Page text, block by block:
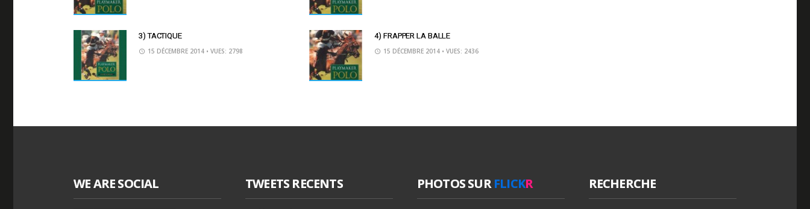
3) TACTIQUE
15 DÉCEMBRE 2014 • VUES: 2798
4) FRAPPER LA BALLE
15 DÉCEMBRE 2014 • VUES: 2436
WE ARE SOCIAL TWEETS RECENTS PHOTOS SURFLICKR RECHERCHE